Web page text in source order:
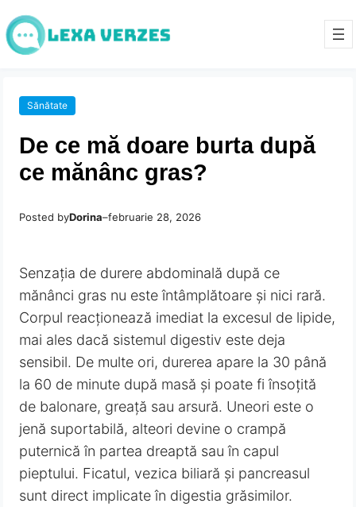
Sănătate
De ce mă doare burta după
ce mănânc gras?
Posted byDorina–februarie 28, 2026
Senzația de durere abdominală după ce
mănânci gras nu este întâmplătoare și nici rară.
Corpul reacționează imediat la excesul de lipide,
mai ales dacă sistemul digestiv este deja
sensibil. De multe ori, durerea apare la 30 până
la 60 de minute după masă și poate fi însoțită
de balonare, greață sau arsură. Uneori este o
jenă suportabilă, alteori devine o crampă
puternică în partea dreaptă sau în capul
pieptului. Ficatul, vezica biliară și pancreasul
sunt direct implicate în digestia grăsimilor.